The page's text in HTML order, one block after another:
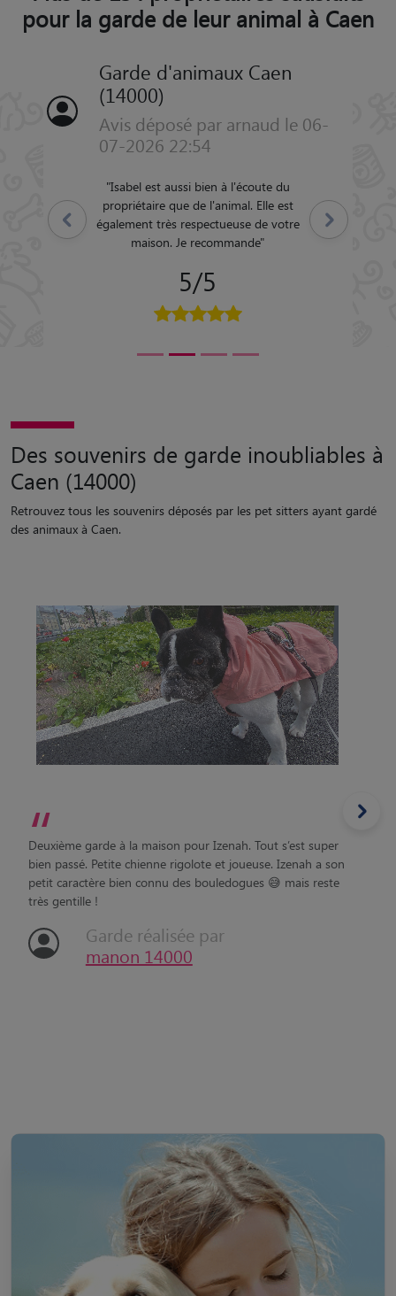
pour la garde de leur animal à Caen
Garde d'animaux Caen
(14000)
Avis déposé par arnaud le 06-
07-2026 22:54
"Isabel est aussi bien à l'écoute du
propriétaire que de l'animal. Elle est
également très respectueuse de votre
maison. Je recommande"
5/5
Précédent Suivant
Des souvenirs de garde inoubliables à
Caen (14000)
Retrouvez tous les souvenirs déposés par les pet sitters ayant gardé
des animaux à Caen.
“
Deuxième garde à la maison pour Izenah. Tout s’est super
bien passé. Petite chienne rigolote et joueuse. Izenah a son
petit caractère bien connu des bouledogues 😅 mais reste
très gentille !
Garde réalisée par
manon 14000